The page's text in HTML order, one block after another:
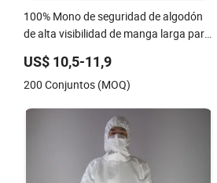
100% Mono de seguridad de algodón
de alta visibilidad de manga larga para
US$ 10,5-11,9
200 Conjuntos (MOQ)